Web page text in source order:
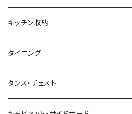
西海岸風
カフェ風
ヴィンテージ
サイズ
幅100cm以下
幅101～120cm
デスクワゴン
カウンターテーブル
こたつ・こたつテーブル
こたつテーブル+布団掛敷セット
こたつテーブル+掛け布団
ネストテーブル
幅91～120cm
2人掛けソファ
3人掛けソファ
4人掛け以上のソファ
幅90cm以下
幅91～120cm
ロータイプテレビ台・ローボード
ミドルタイプテレビ台
コーナーテレビ台
サイズ
セミシングルショート
シングルベッド
ベッドフレーム
マット付きベッド
キッチン収納
食器棚
キッチンカウンター
ダイニング
ダイニングテーブル
タンス・チェスト